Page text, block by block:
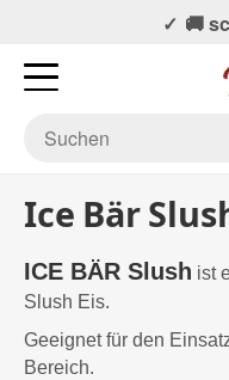
📞 Persönlicher🚚
Ice Bär
ICE BÄR Slush ist
Slush Eis.
Geeignet für den
Bereich.